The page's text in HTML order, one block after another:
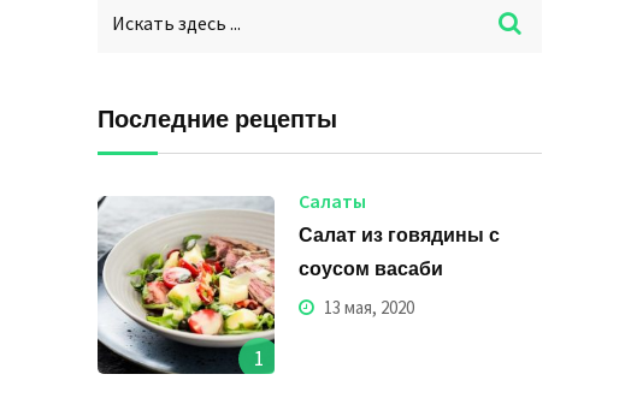
Последние рецепты
1
Салаты
Салат из говядины с
соусом васаби
13 мая, 2020